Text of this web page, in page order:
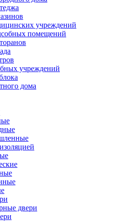
учреждений
помещений
учреждений
дома
двери